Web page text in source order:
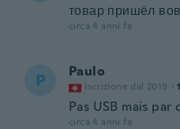
товар пришёл
circa 4 anni fa
P Paulo
Iscrizione dal 2019 ·
Pas USB mais par
circa 4 anni fa